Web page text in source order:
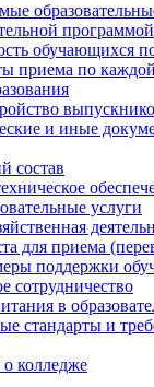
программой
обучающихся
приема по
и иные
состав
услуги
для приема
поддержки
сотрудничество
в
стандарты и
колледже